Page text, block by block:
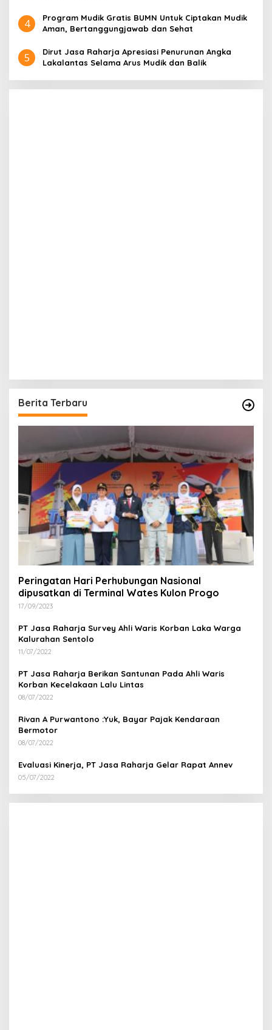
4
Program Mudik Gratis BUMN Untuk Ciptakan Mudik
Aman, Bertanggungjawab dan Sehat
5
Dirut Jasa Raharja Apresiasi Penurunan Angka
Lakalantas Selama Arus Mudik dan Balik
Berita Terbaru
Peringatan Hari Perhubungan Nasional
dipusatkan di Terminal Wates Kulon Progo
17/09/2023
PT Jasa Raharja Survey Ahli Waris Korban Laka Warga
Kalurahan Sentolo
11/07/2022
PT Jasa Raharja Berikan Santunan Pada Ahli Waris
Korban Kecelakaan Lalu Lintas
08/07/2022
Rivan A Purwantono :Yuk, Bayar Pajak Kendaraan
Bermotor
08/07/2022
Evaluasi Kinerja, PT Jasa Raharja Gelar Rapat Annev
05/07/2022